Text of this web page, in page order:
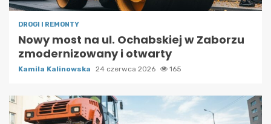
DROGI I REMONTY
Nowy most na ul. Ochabskiej w Zaborzu
zmodernizowany i otwarty
Kamila Kalinowska 24 czerwca 2026 165